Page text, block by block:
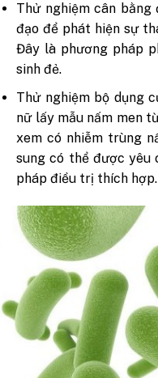
Thử nghiệm cân
đạo để phát hiện sự
Đây là phương pháp
sinh đẻ.
Thử nghiệm bộ dụng
nữ lấy mẫu nấm men
xem có nhiễm trùng
sung có thể được yêu
pháp điều trị thích hợp.